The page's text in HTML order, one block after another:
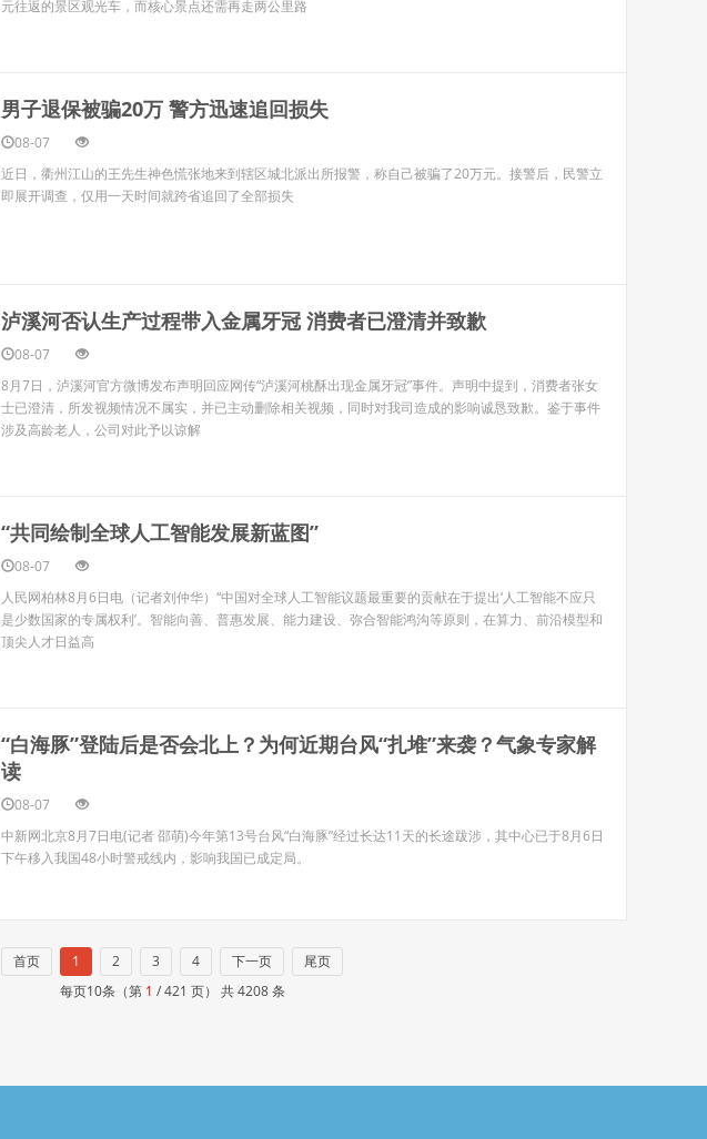
元往返的景区观光车，而核心景点还需再走两公里路
男子退保被骗20万 警方迅速追回损失
08-07
近日，衢州江山的王先生神色慌张地来到辖区城北派出所报警，称自己被骗了20万元。接警后，民警立
即展开调查，仅用一天时间就跨省追回了全部损失
泸溪河否认生产过程带入金属牙冠 消费者已澄清并致歉
08-07
8月7日，泸溪河官方微博发布声明回应网传“泸溪河桃酥出现金属牙冠”事件。声明中提到，消费者张女
士已澄清，所发视频情况不属实，并已主动删除相关视频，同时对我司造成的影响诚恳致歉。鉴于事件
涉及高龄老人，公司对此予以谅解
“共同绘制全球人工智能发展新蓝图”
08-07
人民网柏林8月6日电（记者刘仲华）“中国对全球人工智能议题最重要的贡献在于提出‘人工智能不应只
是少数国家的专属权利’。智能向善、普惠发展、能力建设、弥合智能鸿沟等原则，在算力、前沿模型和
顶尖人才日益高
“白海豚”登陆后是否会北上？为何近期台风“扎堆”来袭？气象专家解
读
08-07
中新网北京8月7日电(记者 邵萌)今年第13号台风“白海豚”经过长达11天的长途跋涉，其中心已于8月6日
下午移入我国48小时警戒线内，影响我国已成定局。
首页 1 2 3 4 下一页
尾页
每页10条（第 1 / 421 页） 共 4208 条